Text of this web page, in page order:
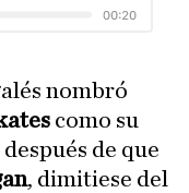
nombró
como su
de que
, dimitiese del